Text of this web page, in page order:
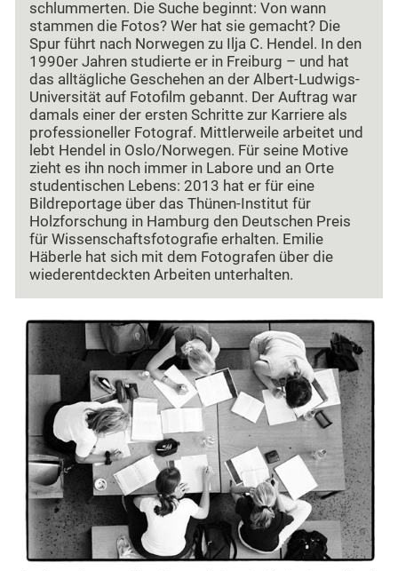
schlummerten. Die Suche beginnt: Von wann
stammen die Fotos? Wer hat sie gemacht? Die
Spur führt nach Norwegen zu Ilja C. Hendel. In den
1990er Jahren studierte er in Freiburg – und hat
das alltägliche Geschehen an der Albert-Ludwigs-
Universität auf Fotofilm gebannt. Der Auftrag war
damals einer der ersten Schritte zur Karriere als
professioneller Fotograf. Mittlerweile arbeitet und
lebt Hendel in Oslo/Norwegen. Für seine Motive
zieht es ihn noch immer in Labore und an Orte
studentischen Lebens: 2013 hat er für eine
Bildreportage über das Thünen-Institut für
Holzforschung in Hamburg den Deutschen Preis
für Wissenschaftsfotografie erhalten. Emilie
Häberle hat sich mit dem Fotografen über die
wiederentdeckten Arbeiten unterhalten.